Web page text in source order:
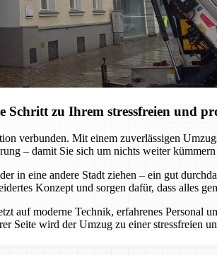
zu Ihrem stressfreien und
verbunden. Mit einem zuverlässigen
– damit Sie sich um nichts weiter
in eine andere Stadt ziehen – ein gut
Konzept und sorgen dafür, dass alles
auf moderne Technik, erfahrenes
Seite wird der Umzug zu einer stressfreien